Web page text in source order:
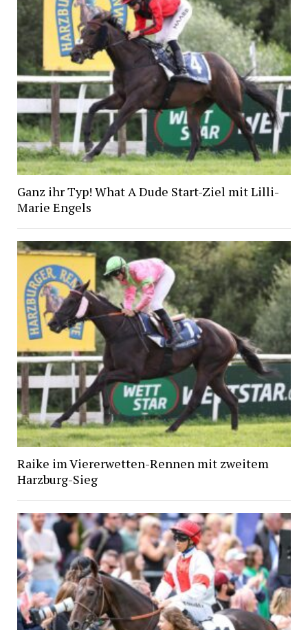
Ganz ihr Typ! What A Dude Start-Ziel mit Lilli-
Marie Engels
Raike im Viererwetten-Rennen mit zweitem
Harzburg-Sieg